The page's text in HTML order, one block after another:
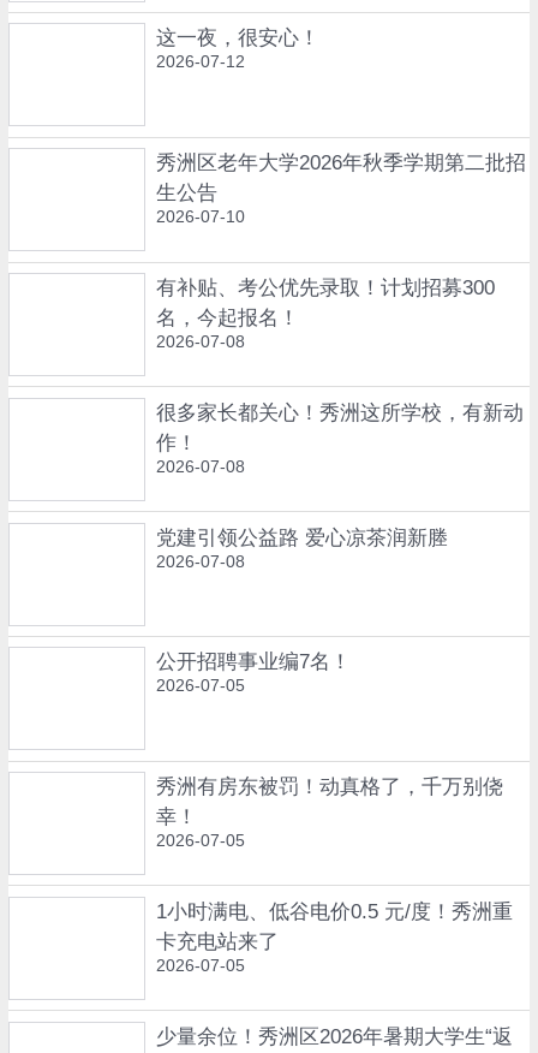
这一夜，很安心！
2026-07-12
秀洲区老年大学2026年秋季学期第二批招
生公告
2026-07-10
有补贴、考公优先录取！计划招募300
名，今起报名！
2026-07-08
很多家长都关心！秀洲这所学校，有新动
作！
2026-07-08
党建引领公益路 爱心凉茶润新塍
2026-07-08
公开招聘事业编7名！
2026-07-05
秀洲有房东被罚！动真格了，千万别侥
幸！
2026-07-05
1小时满电、低谷电价0.5 元/度！秀洲重
卡充电站来了
2026-07-05
少量余位！秀洲区2026年暑期大学生“返